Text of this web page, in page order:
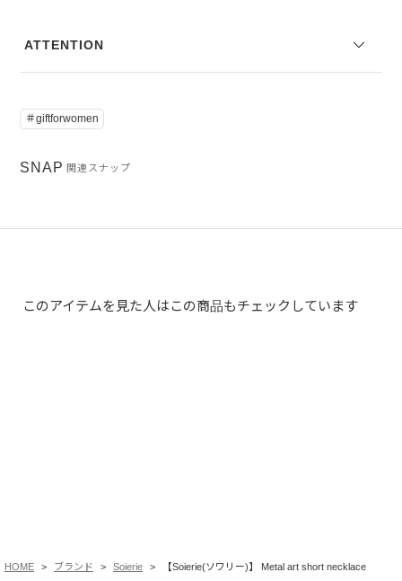
ATTENTION
＃giftforwomen
SNAP 関連スナップ
このアイテムを見た人はこの商品もチェックしています
HOME ブランド Soierie 【Soierie(ソワリー)】 Metal art short necklace